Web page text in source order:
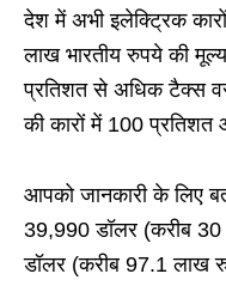
देश में अभी इलेक्ट्रिक
लाख भारतीय रुपये की
प्रतिशत से अधिक टैक्स
की कारों में 100
आपको जानकारी के लिए
39,990 डॉलर (करीब
डॉलर (करीब 97.1